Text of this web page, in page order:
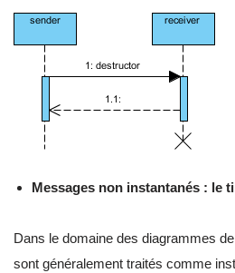
Messages non instantanés : le
Dans le domaine des diagrammes
sont généralement traités comme